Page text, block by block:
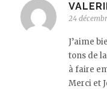
24
J’aime
tons de
à faire
Merci et